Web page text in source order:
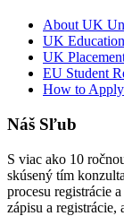
About UK
UK
UK
EU Student
How to Apply
Náš Sľub
S viac ako 10
skúsený tím
procesu registrácie
zápisu a registrácie,